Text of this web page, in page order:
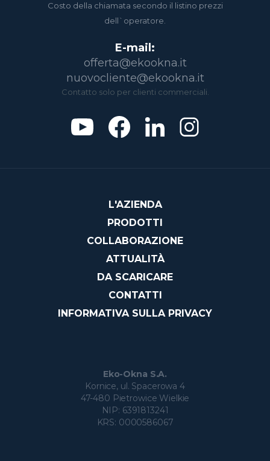
Costo della chiamata secondo il listino prezzi
dell`operatore.
E-mail:
offerta@ekookna.it
nuovocliente@ekookna.it
Contatto solo per clienti commerciali.
L'AZIENDA
PRODOTTI
COLLABORAZIONE
ATTUALITÀ
DA SCARICARE
CONTATTI
INFORMATIVA SULLA PRIVACY
Eko-Okna S.A.
Kornice, ul. Spacerowa 4
47-480 Pietrowice Wielkie
NIP: 6391813241
KRS: 0000586067